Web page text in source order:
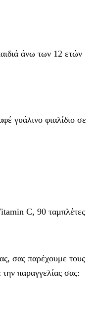
άνω των 12 ετών
γυάλινο φιαλίδιο σε
C, 90 ταμπλέτες
σας παρέχουμε τους
παραγγελίας σας: